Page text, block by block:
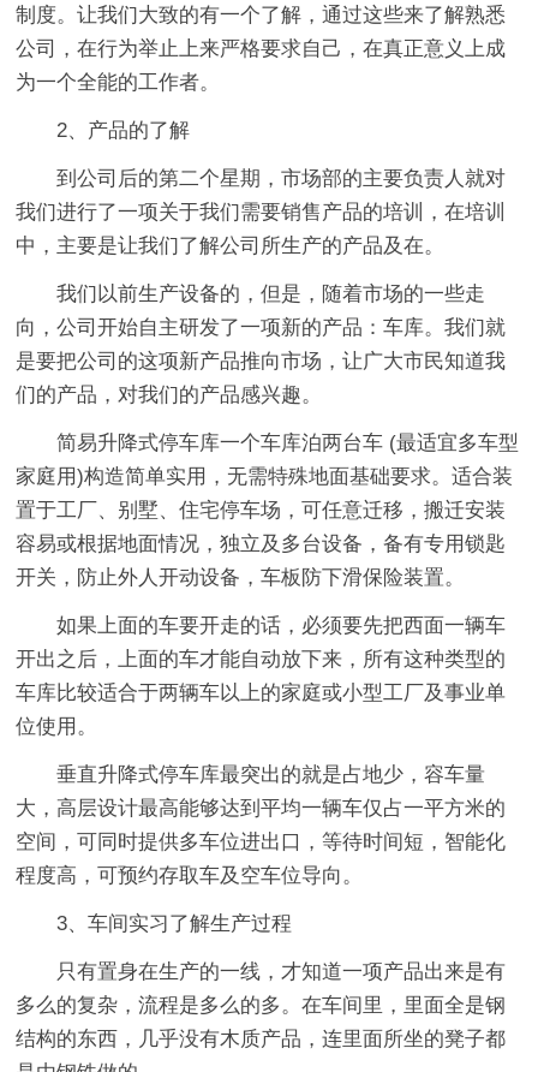
制度。让我们大致的有一个了解，通过这些来了解熟悉
公司，在行为举止上来严格要求自己，在真正意义上成
为一个全能的工作者。
2、产品的了解
到公司后的第二个星期，市场部的主要负责人就对
我们进行了一项关于我们需要销售产品的培训，在培训
中，主要是让我们了解公司所生产的产品及在。
我们以前生产设备的，但是，随着市场的一些走
向，公司开始自主研发了一项新的产品：车库。我们就
是要把公司的这项新产品推向市场，让广大市民知道我
们的产品，对我们的产品感兴趣。
简易升降式停车库一个车库泊两台车 (最适宜多车型
家庭用)构造简单实用，无需特殊地面基础要求。适合装
置于工厂、别墅、住宅停车场，可任意迁移，搬迁安装
容易或根据地面情况，独立及多台设备，备有专用锁匙
开关，防止外人开动设备，车板防下滑保险装置。
如果上面的车要开走的话，必须要先把西面一辆车
开出之后，上面的车才能自动放下来，所有这种类型的
车库比较适合于两辆车以上的家庭或小型工厂及事业单
位使用。
垂直升降式停车库最突出的就是占地少，容车量
大，高层设计最高能够达到平均一辆车仅占一平方米的
空间，可同时提供多车位进出口，等待时间短，智能化
程度高，可预约存取车及空车位导向。
3、车间实习了解生产过程
只有置身在生产的一线，才知道一项产品出来是有
多么的复杂，流程是多么的多。在车间里，里面全是钢
结构的东西，几乎没有木质产品，连里面所坐的凳子都